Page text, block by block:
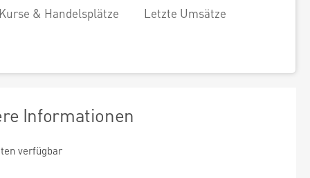
& Handelsplätze Letzte Umsätze
Informationen
verfügbar